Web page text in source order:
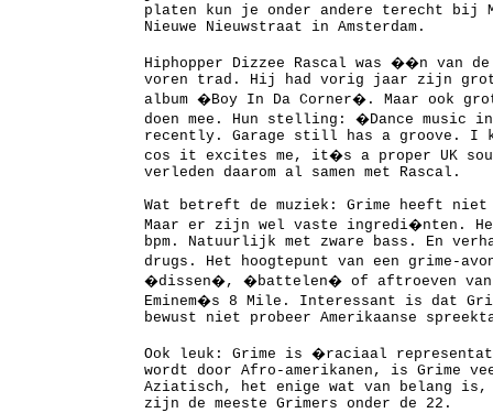
platen kun je onder andere terecht bij
Nieuwe Nieuwstraat in Amsterdam.
Hiphopper Dizzee Rascal was ��n van
voren trad. Hij had vorig jaar zijn grote
album �Boy In Da Corner�. Maar ook
doen mee. Hun stelling: �Dance music
recently. Garage still has a groove. I
cos it excites me, it�s a proper UK
verleden daarom al samen met Rascal.
Wat betreft de muziek: Grime heeft
Maar er zijn wel vaste ingredi�nten.
bpm. Natuurlijk met zware bass. En
drugs. Het hoogtepunt van een grime-
�dissen�, �battelen� of aftroeven van
Eminem�s 8 Mile. Interessant is dat
bewust niet probeer Amerikaanse
Ook leuk: Grime is �raciaal
wordt door Afro-amerikanen, is Grime
Aziatisch, het enige wat van belang
zijn de meeste Grimers onder de 22.